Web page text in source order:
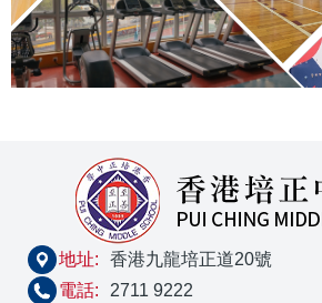
地址:
香港九龍培正道20號
電話:
2711 9222